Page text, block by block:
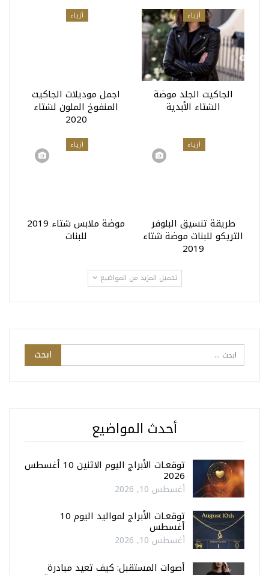
أزياء
الجاكيت الجلد موضة
الشتاء الأبدية
أزياء
اجمل موديلات الجاكيت
المنفوخ الملون لشتاء
2020
أزياء
طريقة تنسيق البلوفر
التريكو للبنات موضة شتاء
2019
أزياء
موضة ملابس شتاء 2019
للبنات
تحميل المزيد من المواضيع
أحدث المواضيع
توقعـات الأبراج اليوم الاثنين 10 أغسطس
2026
أغسطس 10, 2026
توقعـات الأبراج لمواليد اليوم 10
أغسطس
أغسطس 10, 2026
أصوات المستقبل: كيف تعيد مبادرة